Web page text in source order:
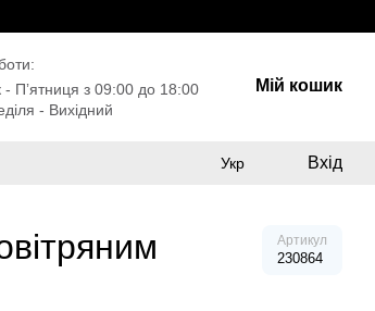
- Пʼятниця з 09:00 до 18:00
- Вихідний
Мій кошик
Укр Вхід
Артикул
230864